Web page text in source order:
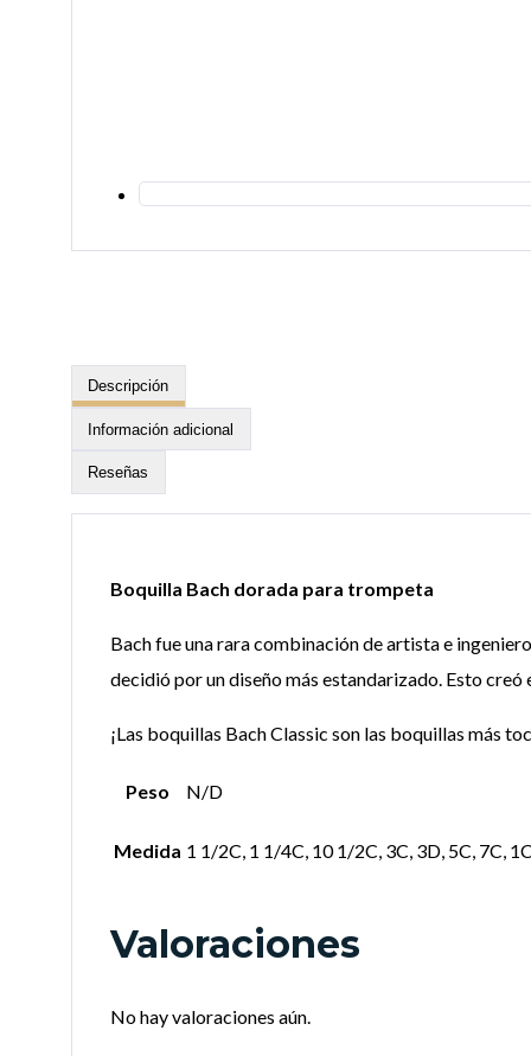
Descripción
Información adicional
Reseñas
Boquilla Bach dorada para trompeta
Bach fue una rara combinación de artista e
decidió por un diseño más estandarizado. Esto
¡Las boquillas Bach Classic son las boquillas más
Peso N/D
Medida 1 1/2C, 1 1/4C, 10 1/2C, 3C, 3D, 5C, 7C,
Valoraciones
No hay valoraciones aún.